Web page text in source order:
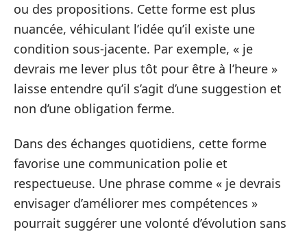
ou des propositions. Cette forme est plus
nuancée, véhiculant l’idée qu’il existe une
condition sous-jacente. Par exemple, « je
devrais me lever plus tôt pour être à l’heure »
laisse entendre qu’il s’agit d’une suggestion et
non d’une obligation ferme.
Dans des échanges quotidiens, cette forme
favorise une communication polie et
respectueuse. Une phrase comme « je devrais
envisager d’améliorer mes compétences »
pourrait suggérer une volonté d’évolution sans